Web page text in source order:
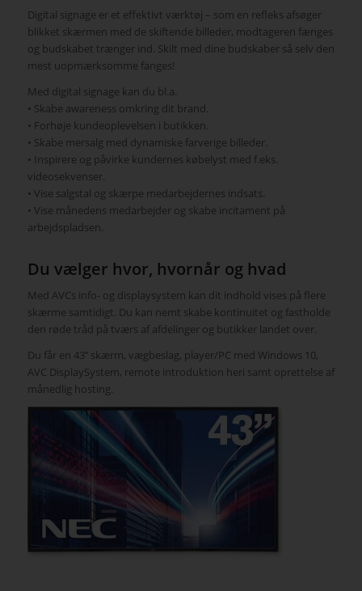
Digital signage er et effektivt værktøj – som en refleks afsøger
blikket skærmen med de skiftende billeder, modtageren fænges
og budskabet trænger ind. Skilt med dine budskaber så selv den
mest uopmærksomme fanges!
Med digital signage kan du bl.a.
• Skabe awareness omkring dit brand.
• Forhøje kundeoplevelsen i butikken.
• Skabe mersalg med dynamiske farverige billeder.
• Inspirere og påvirke kundernes købelyst med f.eks.
videosekvenser.
• Vise salgstal og skærpe medarbejdernes indsats.
• Vise månedens medarbejder og skabe incitament på
arbejdspladsen.
Du vælger hvor, hvornår og hvad
Med AVCs info- og displaysystem kan dit indhold vises på flere
skærme samtidigt. Du kan nemt skabe kontinuitet og fastholde
den røde tråd på tværs af afdelinger og butikker landet over.
Du får en 43’’ skærm, vægbeslag, player/PC med Windows 10,
AVC DisplaySystem, remote introduktion heri samt oprettelse af
månedlig hosting.